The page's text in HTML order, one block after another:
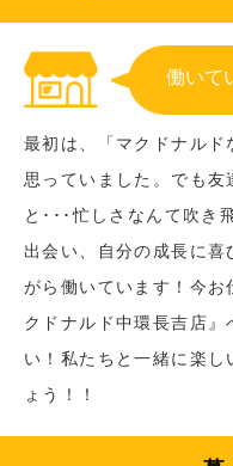
働いて
最初は、「マクドナルド
思っていました。でも友
と･･･忙しさなんて吹き
出会い、自分の成長に
がら働いています！今お
クドナルド中環長吉店』
い！私たちと一緒に楽し
ょう！！